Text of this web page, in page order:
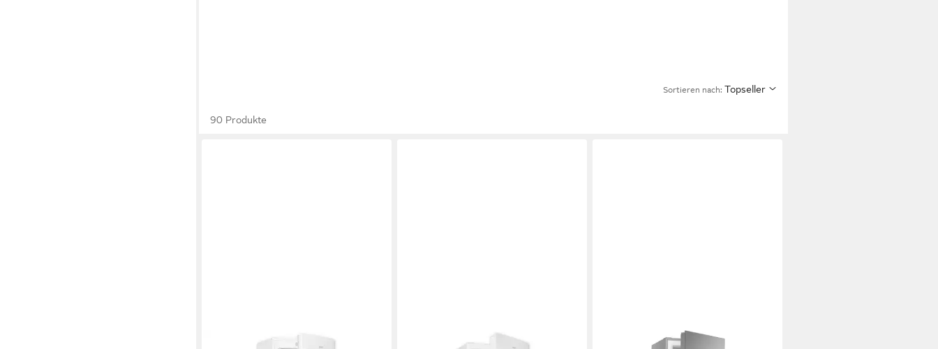
Sortieren nach: Topseller
90 Produkte